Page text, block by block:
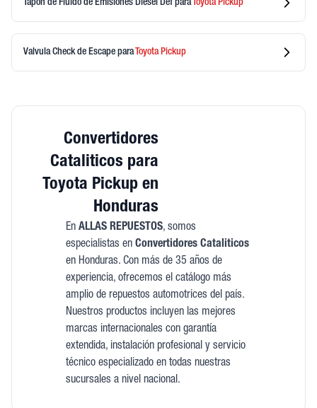
Tapon de Fluido de Emisiones Diesel Def paraToyotaPickup
Valvula Check de Escape paraToyotaPickup
Convertidores
Cataliticos para
Toyota Pickup en
Honduras
En ALLAS REPUESTOS, somos
especialistas en Convertidores Cataliticos
en Honduras. Con más de 35 años de
experiencia, ofrecemos el catálogo más
amplio de repuestos automotrices del país.
Nuestros productos incluyen las mejores
marcas internacionales con garantía
extendida, instalación profesional y servicio
técnico especializado en todas nuestras
sucursales a nivel nacional.